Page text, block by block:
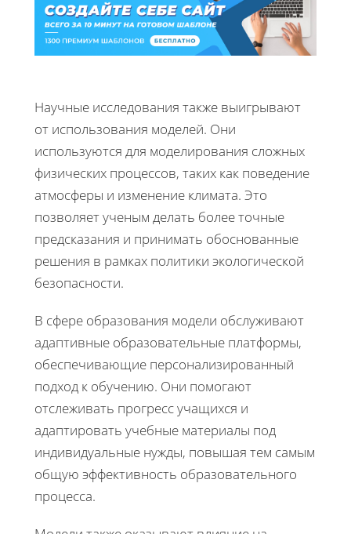
Научные исследования также выигрывают
от использования моделей. Они
используются для моделирования сложных
физических процессов, таких как поведение
атмосферы и изменение климата. Это
позволяет ученым делать более точные
предсказания и принимать обоснованные
решения в рамках политики экологической
безопасности.
В сфере образования модели обслуживают
адаптивные образовательные платформы,
обеспечивающие персонализированный
подход к обучению. Они помогают
отслеживать прогресс учащихся и
адаптировать учебные материалы под
индивидуальные нужды, повышая тем самым
общую эффективность образовательного
процесса.